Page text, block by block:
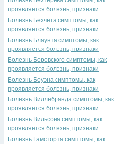
проявляется болезнь, признаки
Болезнь Бехчета симптомы, как
проявляется болезнь, признаки
Болезнь Блаунта симптомы, как
проявляется болезнь, признаки
Болезнь Боровского симптомы, как
проявляется болезнь, признаки
Болезнь Боуэна симптомы, как
проявляется болезнь, признаки
Болезнь Виллебранда симптомы, как
проявляется болезнь, признаки
Болезнь Вильсона симптомы, как
проявляется болезнь, признаки
Болезнь Гамсторпа симптомы, как